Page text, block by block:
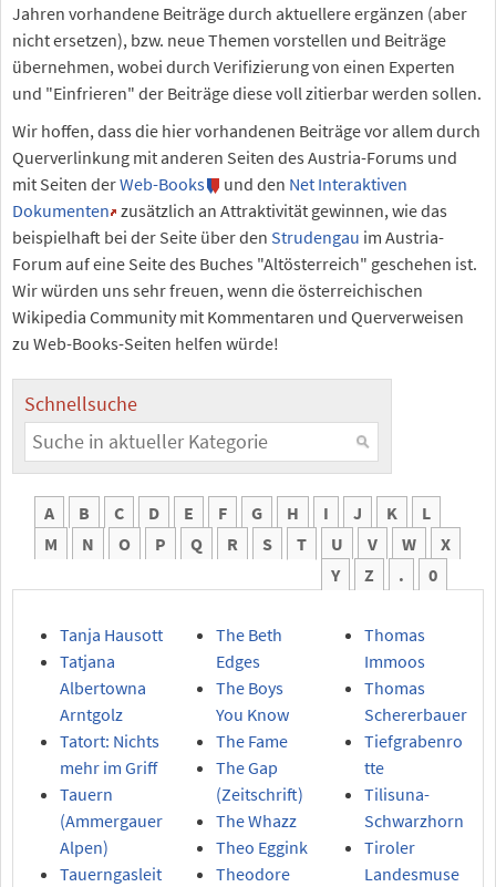
Jahren vorhandene Beiträge durch aktuellere ergänzen (aber
nicht ersetzen), bzw. neue Themen vorstellen und Beiträge
übernehmen, wobei durch Verifizierung von einen Experten
und "Einfrieren" der Beiträge diese voll zitierbar werden sollen.
Wir hoffen, dass die hier vorhandenen Beiträge vor allem durch
Querverlinkung mit anderen Seiten des Austria-Forums und
mit Seiten derWeb-Books und den Net Interaktiven
Dokumenten zusätzlich an Attraktivität gewinnen, wie das
beispielhaft bei der Seite über den Strudengau im Austria-
Forum auf eine Seite des Buches "Altösterreich" geschehen ist.
Wir würden uns sehr freuen, wenn die österreichischen
Wikipedia Community mit Kommentaren und Querverweisen
zu Web-Books-Seiten helfen würde!
Schnellsuche
A B C D E F G H I J K
L
M
N O P Q R S T U V W
X
Y
Z . 0
Tanja Hausott
Tatjana
Albertowna
Arntgolz
Tatort: Nichts
mehr im Griff
Tauern
(Ammergauer
Alpen)
Tauerngasleit
The Beth
Edges
The Boys
You Know
The Fame
The Gap
(Zeitschrift)
The Whazz
Theo Eggink
Theodore
Thomas
Immoos
Thomas
Schererbauer
Tiefgrabenro
tte
Tilisuna-
Schwarzhorn
Tiroler
Landesmuse